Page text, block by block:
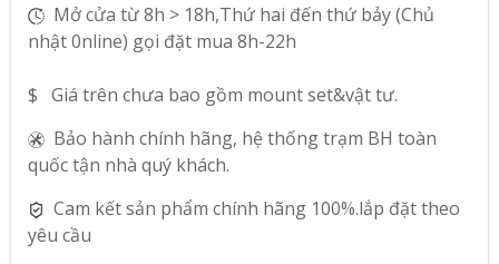
Mở cửa từ 8h > 18h,Thứ hai đến thứ bảy (Chủ
nhật 0nline) gọi đặt mua 8h-22h
$ Giá trên chưa bao gồm mount set&vật tư.
Bảo hành chính hãng, hệ thống trạm BH toàn
quốc tận nhà quý khách.
Cam kết sản phẩm chính hãng 100%.lắp đặt theo
yêu cầu